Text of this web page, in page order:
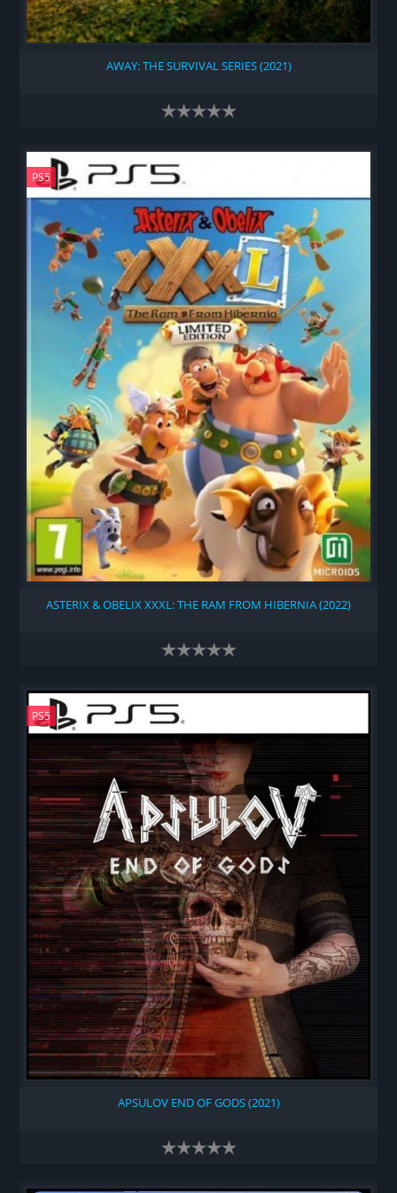
AWAY: THE SURVIVAL SERIES (2021)
PS5
ASTERIX & OBELIX XXXL: THE RAM FROM HIBERNIA (2022)
PS5
APSULOV END OF GODS (2021)